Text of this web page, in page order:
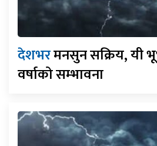
देशभरमनसुन सक्रिय, यी
वर्षाको सम्भावना